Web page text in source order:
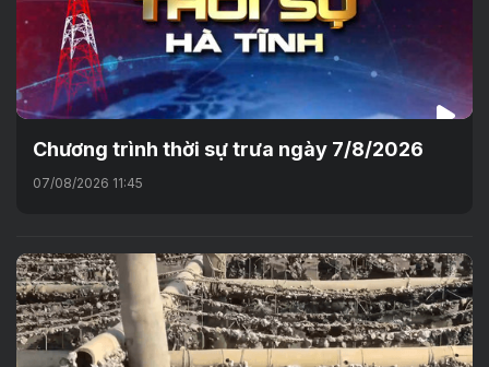
Chương trình thời sự trưa ngày 7/8/2026
07/08/2026 11:45